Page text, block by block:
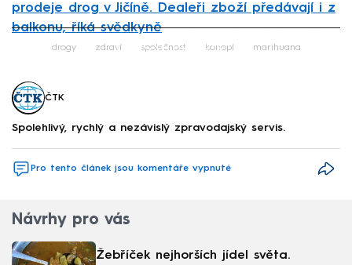
prodeje drog v Jičíně. Dealeři zboží předávají i z
balkonu, říká svědkyně
Failed to fetch
drogy zdraví společnost konopí marihuana
ČTK
Spolehlivý, rychlý a nezávislý zpravodajský servis.
Pro tento článek jsou komentáře vypnuté
Návrhy pro vás
Žebříček nejhorších jídel světa.